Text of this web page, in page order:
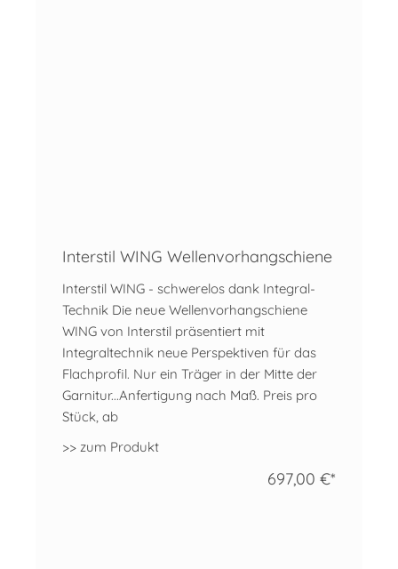
Interstil WING Wellenvorhangschiene
Interstil WING - schwerelos dank Integral-
Technik Die neue Wellenvorhangschiene
WING von Interstil präsentiert mit
Integraltechnik neue Perspektiven für das
Flachprofil. Nur ein Träger in der Mitte der
Garnitur...Anfertigung nach Maß. Preis pro
Stück, ab
>> zum Produkt
697,00 €*